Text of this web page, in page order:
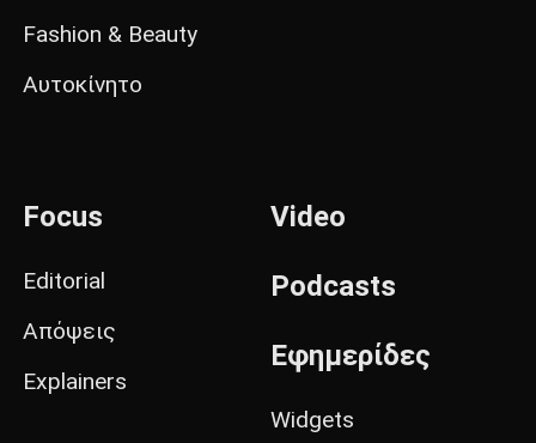
Fashion & Beauty
Αυτοκίνητο
Focus
Editorial
Απόψεις
Explainers
Video
Podcasts
Εφημερίδες
Widgets